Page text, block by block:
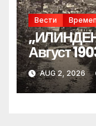
Вести
Август
AUG 2, 2026